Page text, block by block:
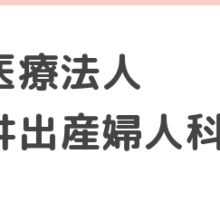
療法人
出産婦人